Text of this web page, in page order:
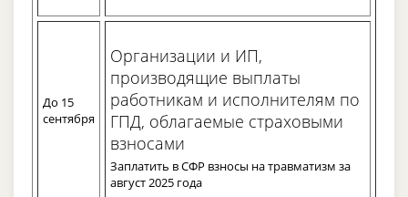
До 15
сентября
Организации и ИП,
производящие выплаты
работникам и исполнителям по
ГПД, облагаемые страховыми
взносами
Заплатить в СФР взносы на травматизм за
август 2025 года